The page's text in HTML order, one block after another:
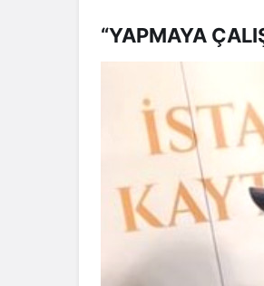
“YAPMAYA